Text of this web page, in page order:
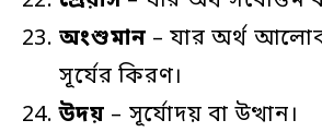
অংশুমান – যার অর্থ
সূর্যের কিরণ।
উদয় – সূর্যোদয় বা উত্থান।